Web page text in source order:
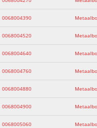
0068004390
0068004520
0068004640
0068004760
0068004880
0068004900
0068005060